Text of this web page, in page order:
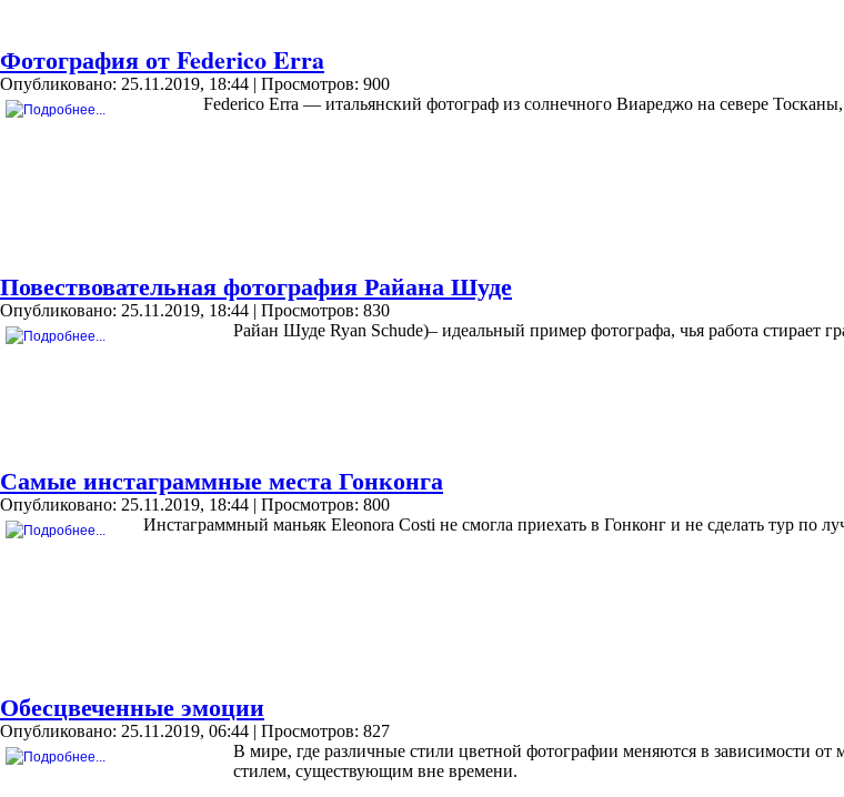
Фотография от Federico Erra
Опубликовано: 25.11.2019, 18:44 | Просмотров: 900
Federico Erra — итальянский фотограф из солнечного Виареджо на севере
Повествовательная фотография Райана Шуде
Опубликовано: 25.11.2019, 18:44 | Просмотров: 830
Райан Шуде Ryan Schude)– идеальный пример фотографа, чья работа стирает
Самые инстаграммные места Гонконга
Опубликовано: 25.11.2019, 18:44 | Просмотров: 800
Инстаграммный маньяк Eleonora Costi не смогла приехать в Гонконг и не сделать тур по
Обесцвеченные эмоции
Опубликовано: 25.11.2019, 06:44 | Просмотров: 827
В мире, где различные стили цветной фотографии меняются в зависимости
стилем, существующим вне времени.